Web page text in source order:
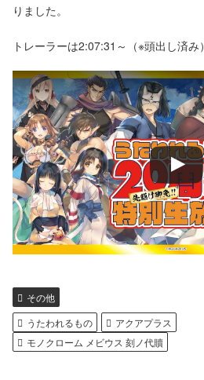
りました。
トレーラーは2:07:31～（※頭出し済み）
その他
うたわれるもの
アクアプラス
モノクローム メビウス 刻ノ代贖